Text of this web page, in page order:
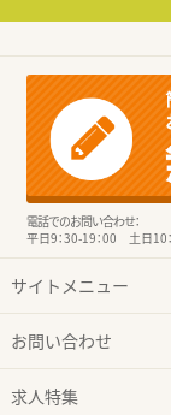
電話でのお問い合わせ：
平日9：30-19：00 土日10
サイトメニュー
お問い合わせ
求人特集